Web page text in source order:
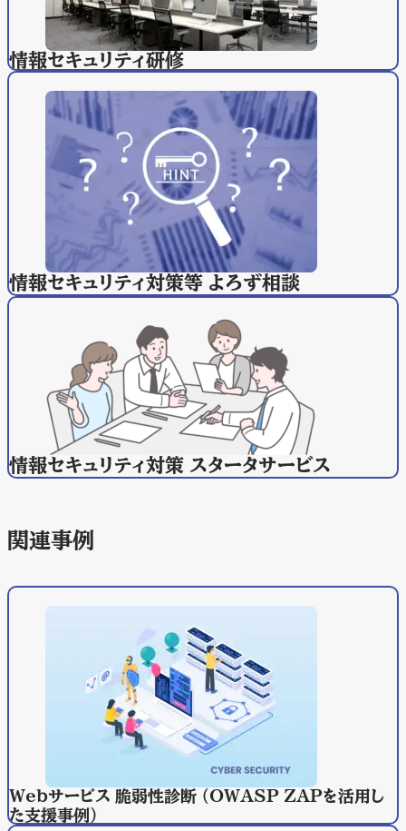
情報セキュリティ研修
情報セキュリティ対策等 よろず相談
情報セキュリティ対策 スタータサービス
関連事例
Ｗｅｂサービス 脆弱性診断 （OWASP ZAPを活用し
た支援事例）